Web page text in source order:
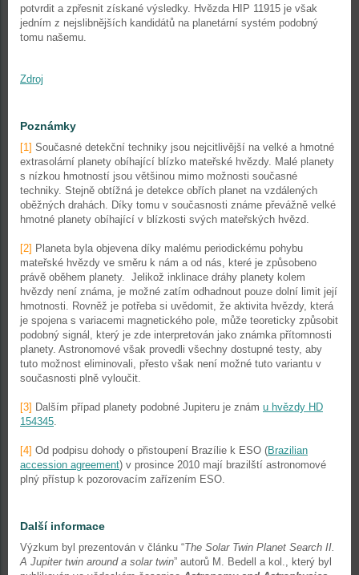
potvrdit a zpřesnit získané výsledky. Hvězda HIP 11915 je však
jedním z nejslibnějších kandidátů na planetární systém podobný
tomu našemu.
Zdroj
Poznámky
[1] Současné detekční techniky jsou nejcitlivější na velké a hmotné
extrasolární planety obíhající blízko mateřské hvězdy. Malé planety
s nízkou hmotností jsou většinou mimo možnosti současné
techniky. Stejně obtížná je detekce obřích planet na vzdálených
oběžných drahách. Díky tomu v současnosti známe převážně velké
hmotné planety obíhající v blízkosti svých mateřských hvězd.
[2] Planeta byla objevena díky malému periodickému pohybu
mateřské hvězdy ve směru k nám a od nás, které je způsobeno
právě oběhem planety. Jelikož inklinace dráhy planety kolem
hvězdy není známa, je možné zatím odhadnout pouze dolní limit její
hmotnosti. Rovněž je potřeba si uvědomit, že aktivita hvězdy, která
je spojena s variacemi magnetického pole, může teoreticky způsobit
podobný signál, který je zde interpretován jako známka přítomnosti
planety. Astronomové však provedli všechny dostupné testy, aby
tuto možnost eliminovali, přesto však není možné tuto variantu v
současnosti plně vyloučit.
[3] Dalším případ planety podobné Jupiteru je znám u hvězdy HD
154345.
[4] Od podpisu dohody o přistoupení Brazílie k ESO (Brazilian
accession agreement) v prosince 2010 mají brazilští astronomové
plný přístup k pozorovacím zařízením ESO.
Další informace
Výzkum byl prezentován v článku “The Solar Twin Planet Search II.
A Jupiter twin around a solar twin” autorů M. Bedell a kol., který byl